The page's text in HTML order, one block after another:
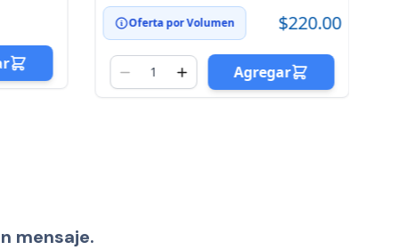
Oferta por Volumen $220.00
Agregar
mensaje.